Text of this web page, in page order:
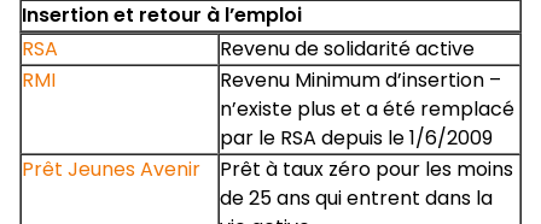
Insertion et retour à l’emploi
RSA
Revenu de solidarité active
RMI
Revenu Minimum d’insertion –
n’existe plus et a été remplacé
par le RSA depuis le 1/6/2009
Prêt Jeunes Avenir
Prêt à taux zéro pour les moins
de 25 ans qui entrent dans la